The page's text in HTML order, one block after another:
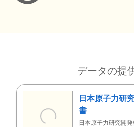
データの提
日本原子力研
書
日本原子力研究開